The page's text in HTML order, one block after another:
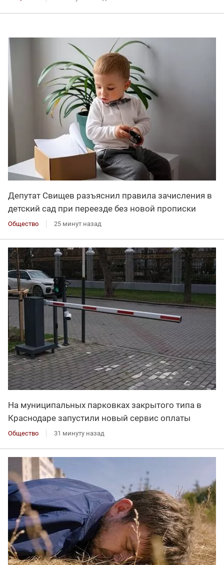
Депутат Свищев разъяснил правила зачисления в
детский сад при переезде без новой прописки
Общество 25 минут назад
На муниципальных парковках закрытого типа в
Краснодаре запустили новый сервис оплаты
Общество 31 минуту назад